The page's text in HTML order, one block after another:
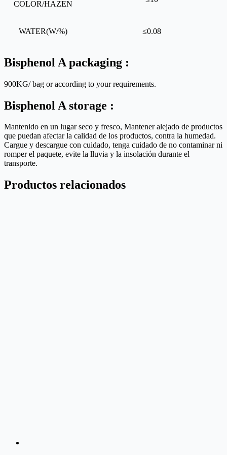
COLOR/HAZEN
WATER(W/%) ≤0.08
Bisphenol A packaging :
900KG/ bag or according to your requirements.
Bisphenol A storage :
Mantenido en un lugar seco y fresco, Mantener alejado de productos
que puedan afectar la calidad de los productos, contra la humedad.
Cargue y descargue con cuidado, tenga cuidado de no contaminar ni
romper el paquete, evite la lluvia y la insolación durante el
transporte.
Productos relacionados